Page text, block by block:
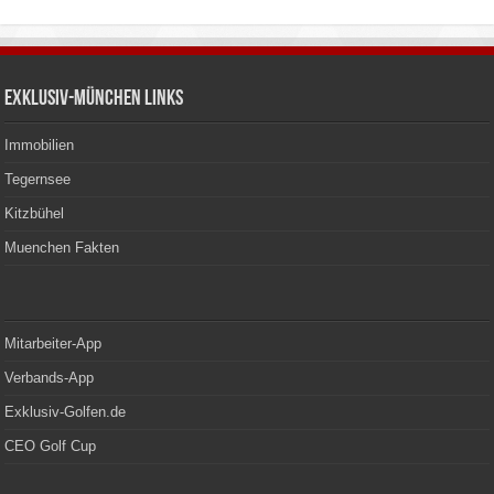
Exklusiv-München Links
Immobilien
Tegernsee
Kitzbühel
Muenchen Fakten
Mitarbeiter-App
Verbands-App
Exklusiv-Golfen.de
CEO Golf Cup